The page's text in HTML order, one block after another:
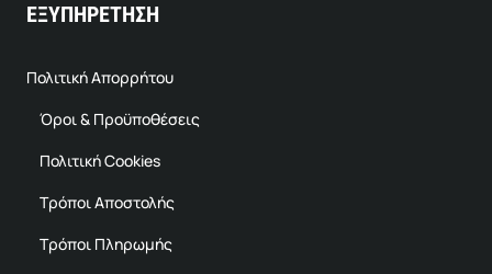
ΕΞΥΠΗΡΕΤΗΣΗ
Πολιτική Απορρήτου
Όροι & Προϋποθέσεις
Πολιτική Cookies
Τρόποι Αποστολής
Τρόποι Πληρωμής